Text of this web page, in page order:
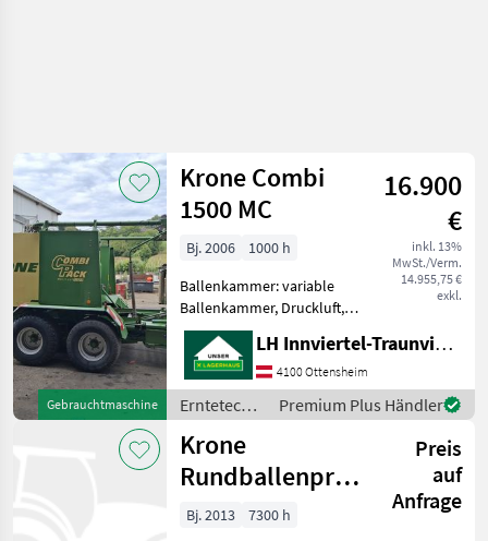
Gebrauchtmaschine
Krone Combi
1500 MC
16.900
€
inkl. 13%
MwSt./Verm.
14.955,75 €
exkl.
Bj. 2006
1000 h
Ballenkammer: variable
Ballenkammer, Druckluft,
Netzbindung,
Rollenniederhalter,
Schneidwerk, Tandemachse
Druckluft 2 Leiter, Bereifung
500/50-17, 17 Messer
Scheidwerk, Wick
LH Innviertel-Traunviertel-Urfahr eGen, Ottensheim
4100 Ottensheim
Erntetechnik
Grünland /
Krone
Premium Plus Händler
Krone
Rundballenpresse
Fortima V 1800
Preis
auf
Anfrage
Bj. 2013
7300 h